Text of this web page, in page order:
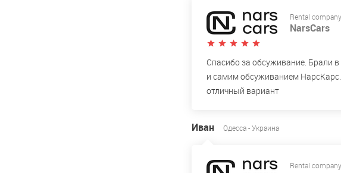
Rental
NarsCars
Спасибо за обсуживание. Брали
и самим обсуживанием
отличный вариант
Иван Одесса - Украина
Rental